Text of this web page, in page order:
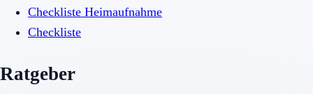
Checkliste Heimaufnahme
Checkliste
Ratgeber